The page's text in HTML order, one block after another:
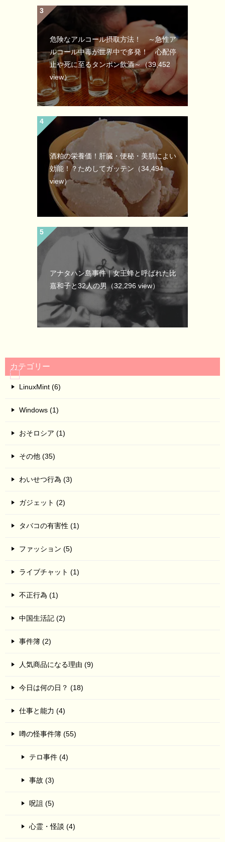
危険なアルコール摂取方法！ ～急性ア
ルコール中毒が世界中で多発！ 心配停
止や死に至るタンポン飲酒～（39,452
view）
酒粕の栄養価！肝臓・便秘・美肌によい
効能！？ためしてガッテン （34,494
view）
アナタハン島事件｜女王蜂と呼ばれた比
嘉和子と32人の男（32,296 view）
カテゴリー
LinuxMint (6)
Windows (1)
おそロシア (1)
その他 (35)
わいせつ行為 (3)
ガジェット (2)
タバコの有害性 (1)
ファッション (5)
ライブチャット (1)
不正行為 (1)
中国生活記 (2)
事件簿 (2)
人気商品になる理由 (9)
今日は何の日？ (18)
仕事と能力 (4)
噂の怪事件簿 (55)
テロ事件 (4)
事故 (3)
呪詛 (5)
心霊・怪談 (4)